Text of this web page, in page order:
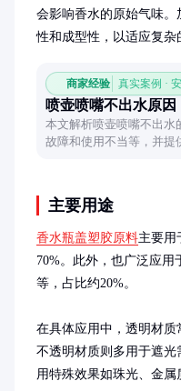
会影响香水的原始气味
性和成型性，以适应复杂
商家经验 真实案例 ·
喷壶喷嘴不出水原因
本文解析喷壶喷嘴不出水
故障和使用不当等，并提
主要用途
香水瓶盖塑胶原料主要用
70%。此外，也广泛应
等，占比约20%。
在具体应用中，透明材
不透明材质则多用于遮
用特殊效果如珠光、金属